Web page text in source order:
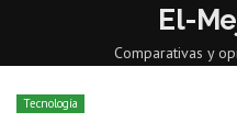
El-
Comparativas y
Tecnología